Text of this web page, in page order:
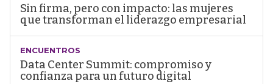
Sin firma, pero con impacto: las mujeres
que transforman el liderazgo empresarial
ENCUENTROS
Data Center Summit: compromiso y
confianza para un futuro digital